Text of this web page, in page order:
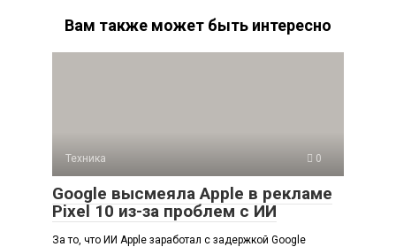
Вам также может быть интересно
Техника 0
Google высмеяла Apple в рекламе
Pixel 10 из-за проблем с ИИ
За то, что ИИ Apple заработал с задержкой Google